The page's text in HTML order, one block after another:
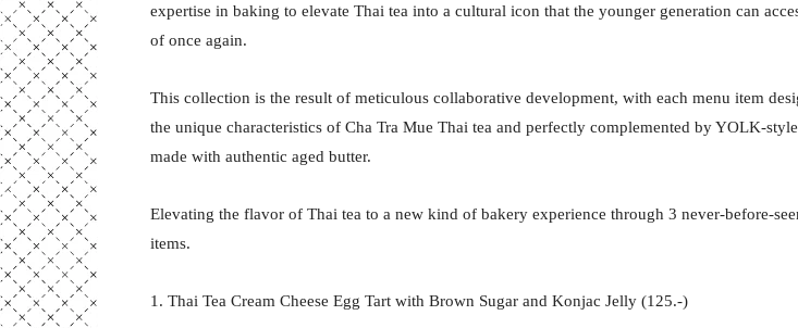
expertise in baking to elevate Thai tea into a cultural icon that the younger generation can
of once again.
This collection is the result of meticulous collaborative development, with each menu item
the unique characteristics of Cha Tra Mue Thai tea and perfectly complemented by YOLK-
made with authentic aged butter.
Elevating the flavor of Thai tea to a new kind of bakery experience through 3 never-before-
items.
1. Thai Tea Cream Cheese Egg Tart with Brown Sugar and Konjac Jelly (125.-)